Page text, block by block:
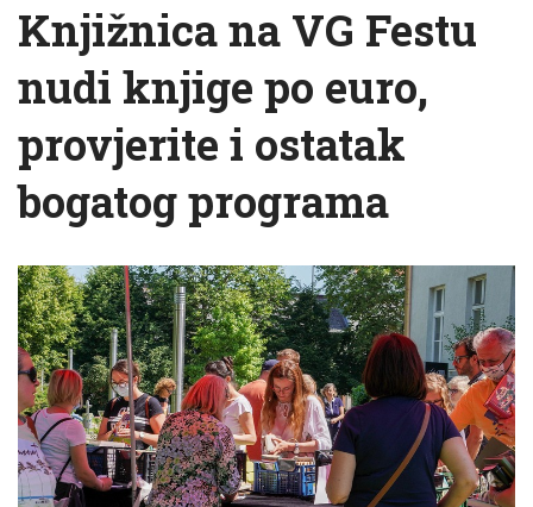
Knjižnica na VG Festu
nudi knjige po euro,
provjerite i ostatak
bogatog programa